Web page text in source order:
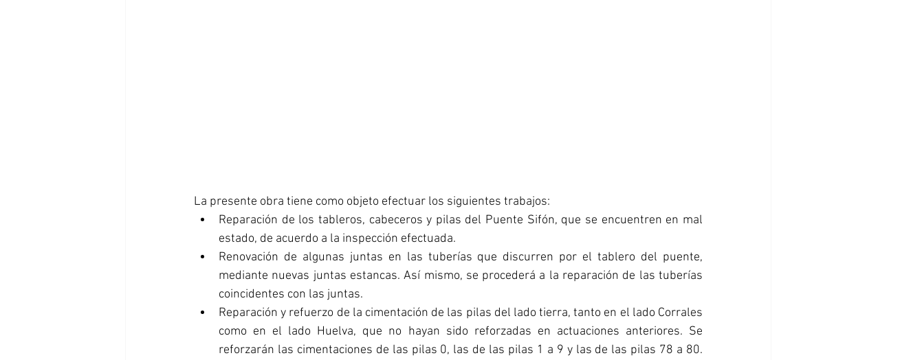
La presente obra tiene como objeto efectuar los siguientes trabajos:
Reparación de los tableros, cabeceros y pilas del Puente Sifón, que se encuentren en mal
estado, de acuerdo a la inspección efectuada.
Renovación de algunas juntas en las tuberías que discurren por el tablero del puente,
mediante nuevas juntas estancas. Así mismo, se procederá a la reparación de las tuberías
coincidentes con las juntas.
Reparación y refuerzo de la cimentación de las pilas del lado tierra, tanto en el lado Corrales
como en el lado Huelva, que no hayan sido reforzadas en actuaciones anteriores. Se
reforzarán las cimentaciones de las pilas 0, las de las pilas 1 a 9 y las de las pilas 78 a 80.